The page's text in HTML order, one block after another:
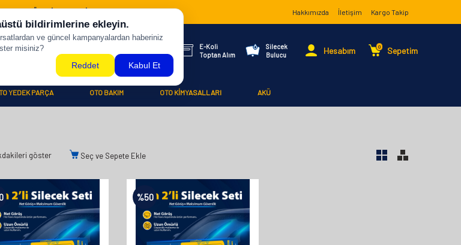
500 TL ÜZERİ KARGO BİZDEN ! Hakkımızda İletişim Kargo Takip
E-Koli
Toptan Alım
Silecek
Bulucu
Hesabım 0 Sepetim
YEDEK PARÇA OTO BAKIM OTO KİMYASALLARI AKÜ
göster Seç ve Sepete Ekle
%50